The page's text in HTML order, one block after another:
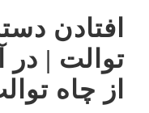
افتادن
توالت | در
از چاه